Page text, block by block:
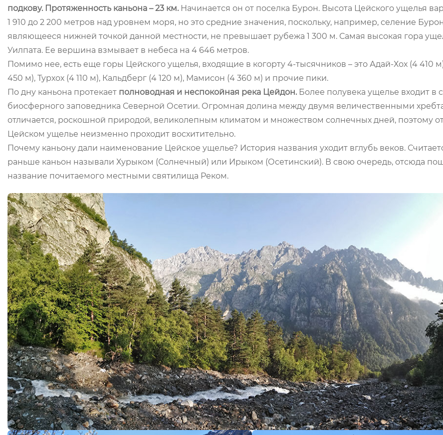
подкову. Протяженность каньона – 23 км. Начинается он от поселка Бурон. Высота Цейского ущелья
1 910 до 2 200 метров над уровнем моря, но это средние значения, поскольку, например, селение
являющееся нижней точкой данной местности, не превышает рубежа 1 300 м. Самая высокая гора
Уилпата. Ее вершина взмывает в небеса на 4 646 метров.
Помимо нее, есть еще горы Цейского ущелья, входящие в когорту 4-тысячников – это Адай-Хох (4 410
450 м), Турхох (4 110 м), Кальдберг (4 120 м), Мамисон (4 360 м) и прочие пики.
По дну каньона протекает полноводная и неспокойная река Цейдон. Более полувека ущелье входит в
биосферного заповедника Северной Осетии. Огромная долина между двумя величественными
отличается, роскошной природой, великолепным климатом и множеством солнечных дней, поэтому
Цейском ущелье неизменно проходит восхитительно.
Почему каньону дали наименование Цейское ущелье? История названия уходит вглубь веков.
раньше каньон называли Хурыком (Солнечный) или Ирыком (Осетинский). В свою очередь, отсюда
название почитаемого местными святилища Реком.